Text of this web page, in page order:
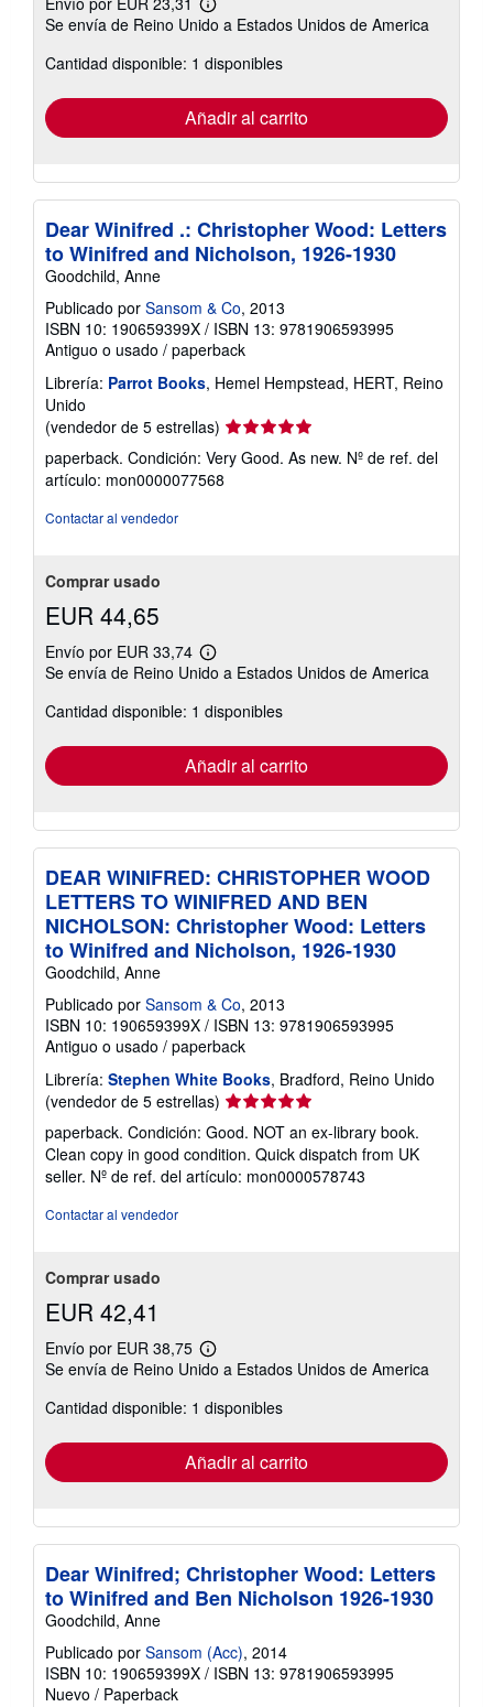
Más
información
las
tarifas
envío
Se envía de Reino Unido a Estados Unidos de America
Cantidad disponible: 1 disponibles
Añadir al carrito
Dear Winifred .: Christopher Wood: Letters
to Winifred and Nicholson, 1926-1930
Goodchild, Anne
Publicado por Sansom & Co, 2013
ISBN 10: 190659399X / ISBN 13: 9781906593995
Antiguo o usado / paperback
Librería: Parrot Books, Hemel Hempstead, HERT, Reino
Unido
(vendedor de 5 estrellas) Calificación
del
vendedor:
paperback. Condición: Very Good. As new. Nº de ref. del
artículo: mon0000077568
Contactar al vendedor
Comprar usado
EUR 44,65
Envío por EUR 33,74
Más
información
las
tarifas
envío
Se envía de Reino Unido a Estados Unidos de America
Cantidad disponible: 1 disponibles
Añadir al carrito
DEAR WINIFRED: CHRISTOPHER WOOD
LETTERS TO WINIFRED AND BEN
NICHOLSON: Christopher Wood: Letters
to Winifred and Nicholson, 1926-1930
Goodchild, Anne
Publicado por Sansom & Co, 2013
ISBN 10: 190659399X / ISBN 13: 9781906593995
Antiguo o usado / paperback
Librería: Stephen White Books, Bradford, Reino Unido
(vendedor de 5 estrellas) Calificación
del
vendedor:
5
de
paperback. Condición: Good. NOT an ex-library book.
Clean copy in good condition. Quick dispatch from UK
seller. Nº de ref. del artículo: mon0000578743
Contactar al vendedor
Comprar usado
EUR 42,41
Envío por EUR 38,75
Más
información
las
tarifas
envío
Se envía de Reino Unido a Estados Unidos de America
Cantidad disponible: 1 disponibles
Añadir al carrito
Dear Winifred; Christopher Wood: Letters
to Winifred and Ben Nicholson 1926-1930
Goodchild, Anne
Publicado por Sansom (Acc), 2014
ISBN 10: 190659399X / ISBN 13: 9781906593995
Nuevo / Paperback